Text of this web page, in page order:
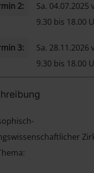
2:
Sa. 04.07.2025
9.30 bis 18.00
3:
Sa. 28.11.2026
9.30 bis 18.00